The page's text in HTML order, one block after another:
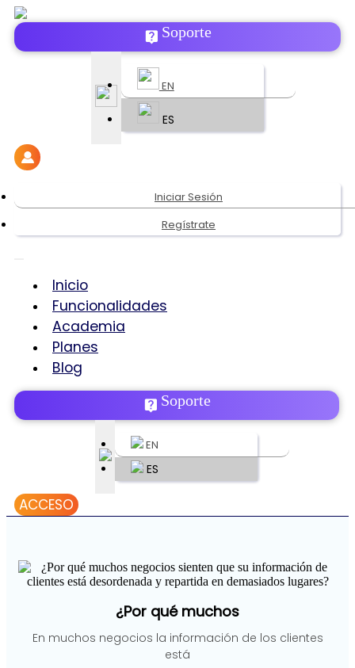
Soporte
EN
ES
Iniciar Sesión
Regístrate
Inicio
Funcionalidades
Academia
Planes
Blog
Soporte
EN
ES
ACCESO
¿Por qué muchos
En muchos negocios la información de los clientes
está